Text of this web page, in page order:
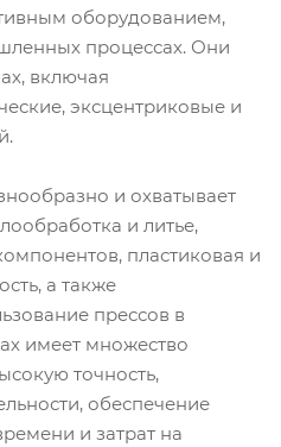
оборудованием,
процессах. Они
включая
эксцентриковые и
и охватывает
и литье,
пластиковая и
а также
прессов в
имеет множество
точность,
обеспечение
и затрат на